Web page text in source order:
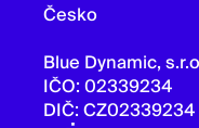
Česko
Blue Dynamic,
IČO: 02339234
DIČ: CZ02339234